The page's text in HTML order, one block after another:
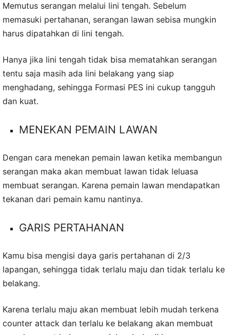
Memutus serangan melalui lini tengah. Sebelum
memasuki pertahanan, serangan lawan sebisa mungkin
harus dipatahkan di lini tengah.
Hanya jika lini tengah tidak bisa mematahkan serangan
tentu saja masih ada lini belakang yang siap
menghadang, sehingga Formasi PES ini cukup tangguh
dan kuat.
MENEKAN PEMAIN LAWAN
Dengan cara menekan pemain lawan ketika membangun
serangan maka akan membuat lawan tidak leluasa
membuat serangan. Karena pemain lawan mendapatkan
tekanan dari pemain kamu nantinya.
GARIS PERTAHANAN
Kamu bisa mengisi daya garis pertahanan di 2/3
lapangan, sehingga tidak terlalu maju dan tidak terlalu ke
belakang.
Karena terlalu maju akan membuat lebih mudah terkena
counter attack dan terlalu ke belakang akan membuat